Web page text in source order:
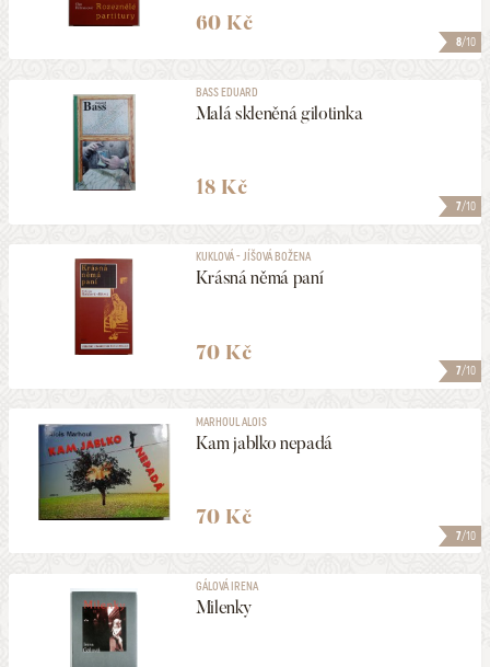
8/10
60 Kč
7/10
BASS EDUARD
Malá skleněná gilotinka
18 Kč
7/10
KUKLOVÁ - JÍŠOVÁ BOŽENA
Krásná němá paní
70 Kč
7/10
MARHOUL ALOIS
Kam jablko nepadá
70 Kč
GÁLOVÁ IRENA
Milenky